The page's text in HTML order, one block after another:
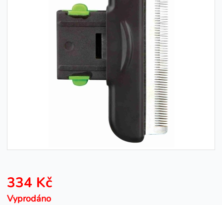
334 Kč
Vyprodáno